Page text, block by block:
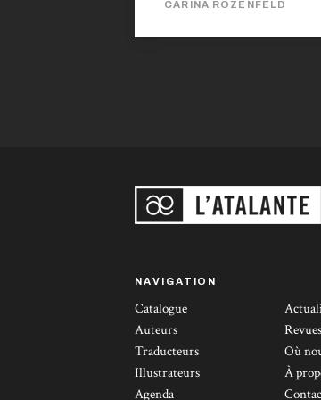
un rythme haletant. Actions
CARINA ROZENFELD
NAVIGATION
Catalogue
Auteurs
Traducteurs
Illustrateurs
Agenda
Où
À